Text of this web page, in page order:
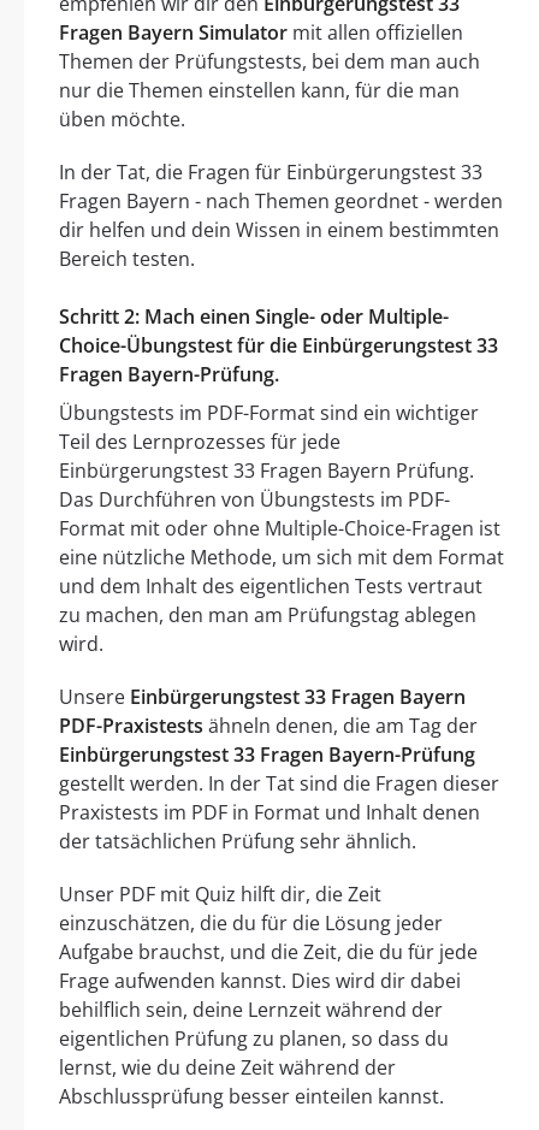
Fragen Bayern Simulator mit allen offiziellen
Themen der Prüfungstests, bei dem man auch
nur die Themen einstellen kann, für die man
üben möchte.
In der Tat, die Fragen für Einbürgerungstest 33
Fragen Bayern - nach Themen geordnet - werden
dir helfen und dein Wissen in einem bestimmten
Bereich testen.
Schritt 2: Mach einen Single- oder Multiple-
Choice-Übungstest für die Einbürgerungstest 33
Fragen Bayern-Prüfung.
Übungstests im PDF-Format sind ein wichtiger
Teil des Lernprozesses für jede
Einbürgerungstest 33 Fragen Bayern Prüfung.
Das Durchführen von Übungstests im PDF-
Format mit oder ohne Multiple-Choice-Fragen ist
eine nützliche Methode, um sich mit dem Format
und dem Inhalt des eigentlichen Tests vertraut
zu machen, den man am Prüfungstag ablegen
wird.
Unsere Einbürgerungstest 33 Fragen Bayern
PDF-Praxistests ähneln denen, die am Tag der
Einbürgerungstest 33 Fragen Bayern-Prüfung
gestellt werden. In der Tat sind die Fragen dieser
Praxistests im PDF in Format und Inhalt denen
der tatsächlichen Prüfung sehr ähnlich.
Unser PDF mit Quiz hilft dir, die Zeit
einzuschätzen, die du für die Lösung jeder
Aufgabe brauchst, und die Zeit, die du für jede
Frage aufwenden kannst. Dies wird dir dabei
behilflich sein, deine Lernzeit während der
eigentlichen Prüfung zu planen, so dass du
lernst, wie du deine Zeit während der
Abschlussprüfung besser einteilen kannst.